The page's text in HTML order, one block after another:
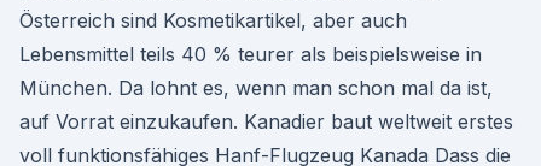
Österreich sind Kosmetikartikel, aber auch
Lebensmittel teils 40 % teurer als beispielsweise in
München. Da lohnt es, wenn man schon mal da ist,
auf Vorrat einzukaufen. Kanadier baut weltweit erstes
voll funktionsfähiges Hanf-Flugzeug Kanada Dass die